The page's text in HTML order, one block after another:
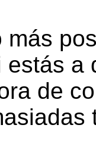
más
estás a
de